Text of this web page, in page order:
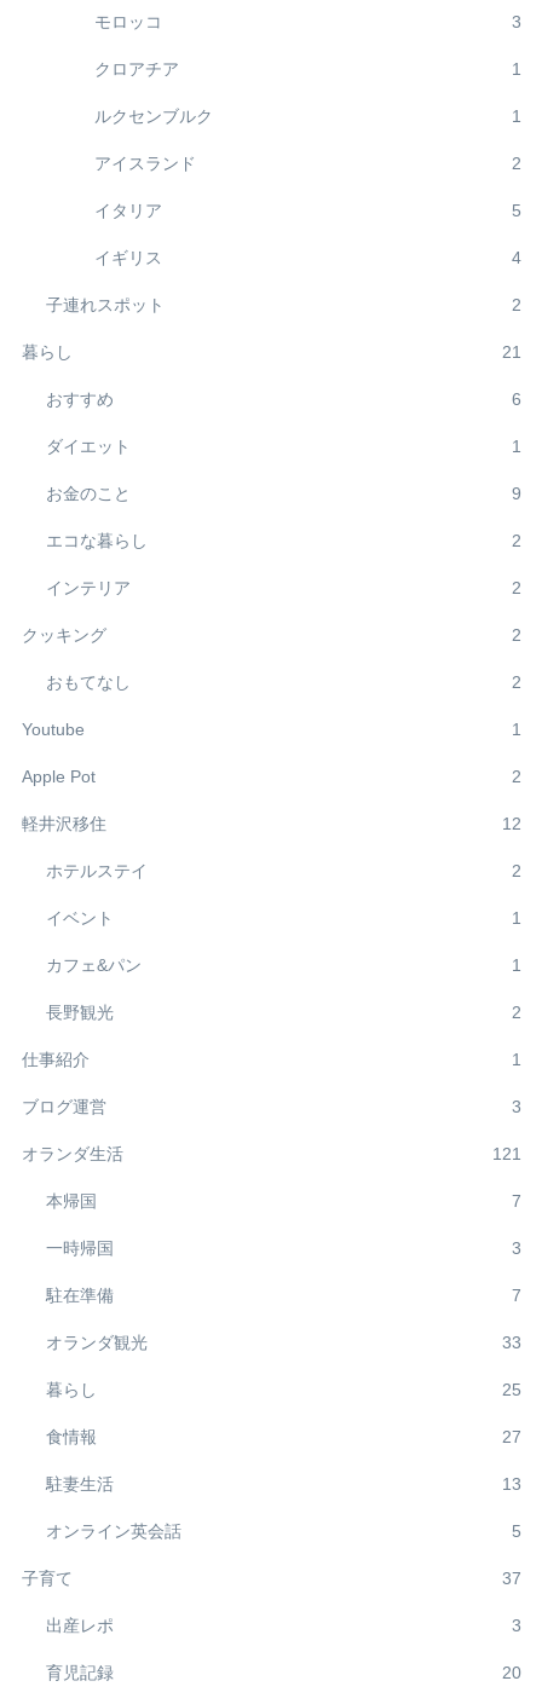
モロッコ 3
クロアチア 1
ルクセンブルク 1
アイスランド 2
イタリア 5
イギリス 4
子連れスポット 2
暮らし 21
おすすめ 6
ダイエット 1
お金のこと 9
エコな暮らし 2
インテリア 2
クッキング 2
おもてなし 2
Youtube 1
Apple Pot 2
軽井沢移住 12
ホテルステイ 2
イベント 1
カフェ&パン 1
長野観光 2
仕事紹介 1
ブログ運営 3
オランダ生活 121
本帰国 7
一時帰国 3
駐在準備 7
オランダ観光 33
暮らし 25
食情報 27
駐妻生活 13
オンライン英会話 5
子育て 37
出産レポ 3
育児記録 20